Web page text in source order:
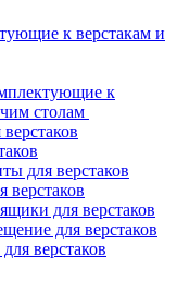
к верстакам и
к
столам
для верстаков
верстаков
для верстаков
для верстаков
верстаков